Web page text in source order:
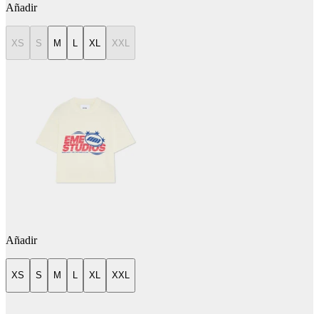
Añadir
XS S M L XL XXL
Añadir
XS S M L XL XXL